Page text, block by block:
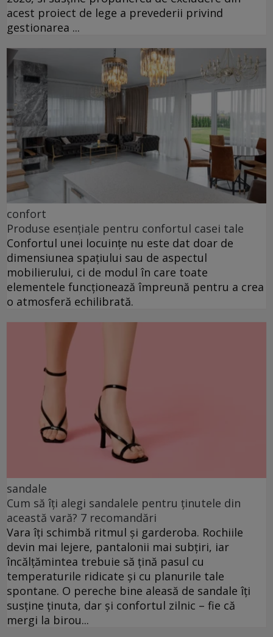
acest proiect de lege a prevederii privind
gestionarea ...
confort
Produse esențiale pentru confortul casei tale
Confortul unei locuințe nu este dat doar de
dimensiunea spațiului sau de aspectul
mobilierului, ci de modul în care toate
elementele funcționează împreună pentru a crea
o atmosferă echilibrată.
sandale
Cum să îți alegi sandalele pentru ținutele din
această vară? 7 recomandări
Vara îți schimbă ritmul și garderoba. Rochiile
devin mai lejere, pantalonii mai subțiri, iar
încălțămintea trebuie să țină pasul cu
temperaturile ridicate și cu planurile tale
spontane. O pereche bine aleasă de sandale îți
susține ținuta, dar și confortul zilnic – fie că
mergi la birou...